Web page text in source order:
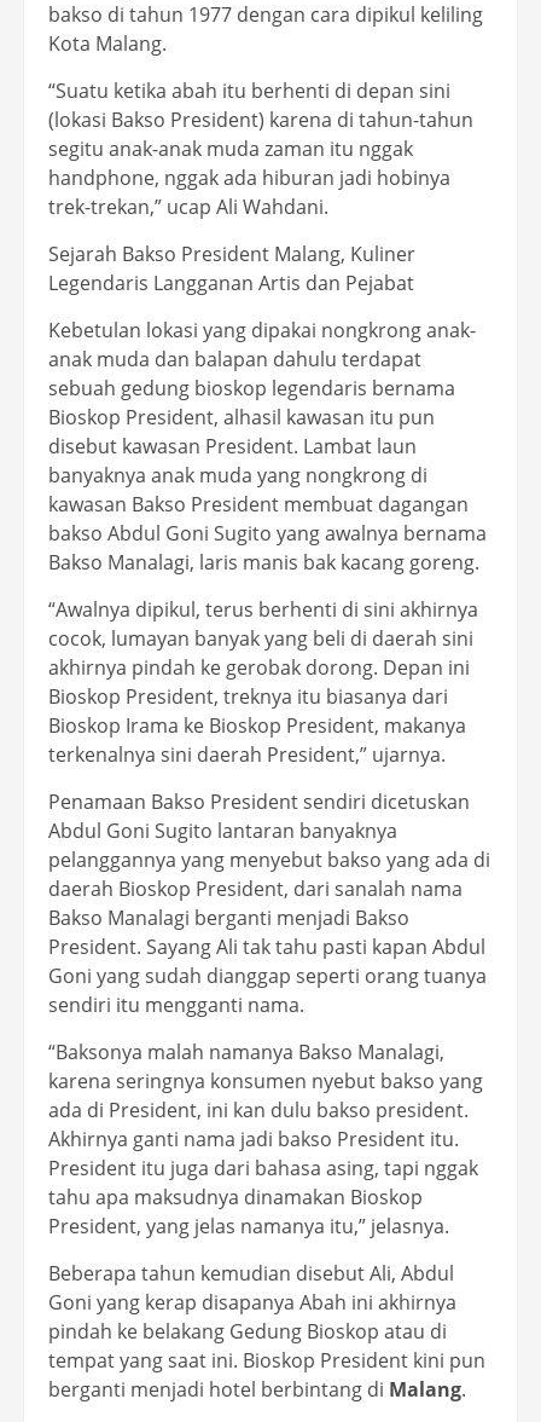
bakso di tahun 1977 dengan cara dipikul keliling
Kota Malang.
“Suatu ketika abah itu berhenti di depan sini
(lokasi Bakso President) karena di tahun-tahun
segitu anak-anak muda zaman itu nggak
handphone, nggak ada hiburan jadi hobinya
trek-trekan,” ucap Ali Wahdani.
Sejarah Bakso President Malang, Kuliner
Legendaris Langganan Artis dan Pejabat
Kebetulan lokasi yang dipakai nongkrong anak-
anak muda dan balapan dahulu terdapat
sebuah gedung bioskop legendaris bernama
Bioskop President, alhasil kawasan itu pun
disebut kawasan President. Lambat laun
banyaknya anak muda yang nongkrong di
kawasan Bakso President membuat dagangan
bakso Abdul Goni Sugito yang awalnya bernama
Bakso Manalagi, laris manis bak kacang goreng.
“Awalnya dipikul, terus berhenti di sini akhirnya
cocok, lumayan banyak yang beli di daerah sini
akhirnya pindah ke gerobak dorong. Depan ini
Bioskop President, treknya itu biasanya dari
Bioskop Irama ke Bioskop President, makanya
terkenalnya sini daerah President,” ujarnya.
Penamaan Bakso President sendiri dicetuskan
Abdul Goni Sugito lantaran banyaknya
pelanggannya yang menyebut bakso yang ada di
daerah Bioskop President, dari sanalah nama
Bakso Manalagi berganti menjadi Bakso
President. Sayang Ali tak tahu pasti kapan Abdul
Goni yang sudah dianggap seperti orang tuanya
sendiri itu mengganti nama.
“Baksonya malah namanya Bakso Manalagi,
karena seringnya konsumen nyebut bakso yang
ada di President, ini kan dulu bakso president.
Akhirnya ganti nama jadi bakso President itu.
President itu juga dari bahasa asing, tapi nggak
tahu apa maksudnya dinamakan Bioskop
President, yang jelas namanya itu,” jelasnya.
Beberapa tahun kemudian disebut Ali, Abdul
Goni yang kerap disapanya Abah ini akhirnya
pindah ke belakang Gedung Bioskop atau di
tempat yang saat ini. Bioskop President kini pun
berganti menjadi hotel berbintang di Malang.